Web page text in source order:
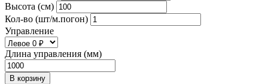
Высота (см)
Кол-во (шт/м.погон)
Управление
Длина управления (мм)
В корзину